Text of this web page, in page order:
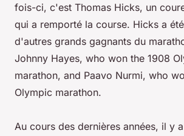
fois-ci, c'est Thomas Hicks, un
qui a remporté la course. Hicks a
d'autres grands gagnants du
Johnny Hayes, who won the 1908
marathon, and Paavo Nurmi, who
Olympic marathon.
Au cours des dernières années, il y